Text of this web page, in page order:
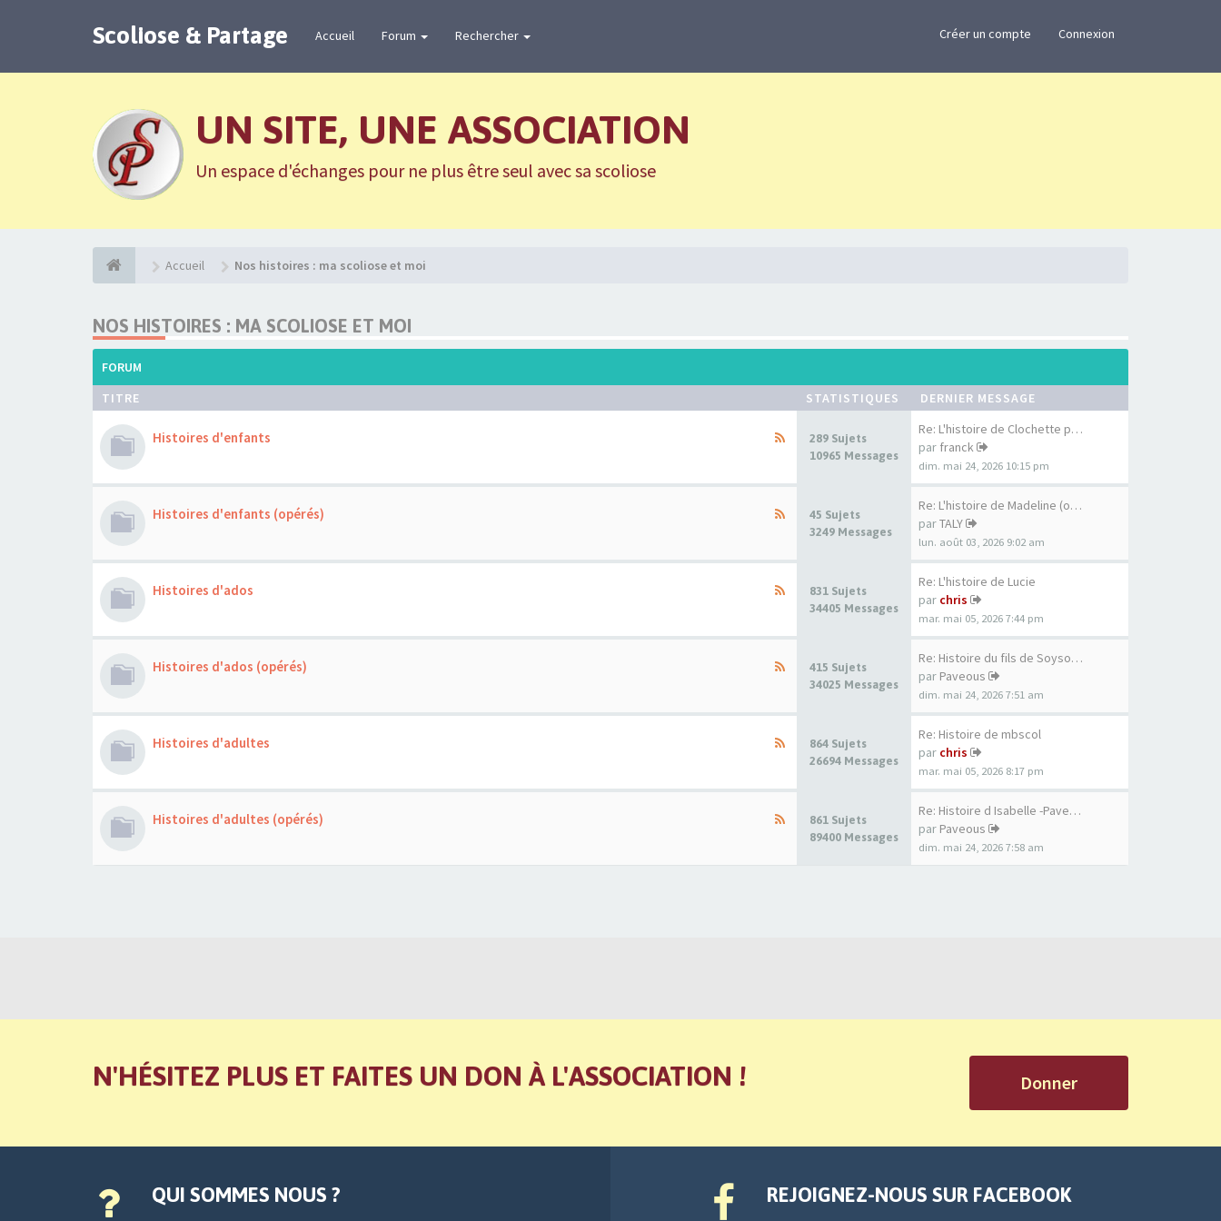
Scoliose & Partage Accueil Forum Rechercher Créer un compte Connexion
UN SITE, UNE ASSOCIATION
Un espace d'échanges pour ne plus être seul avec sa scoliose
Accueil Nos histoires : ma scoliose et moi
NOS HISTOIRES : MA SCOLIOSE ET MOI
FORUM
TITRE
STATISTIQUES DERNIER MESSAGE
Histoires d'enfants
289 Sujets
10965 Messages
Re: L'histoire de Clochette p…
par franck
dim. mai 24, 2026 10:15 pm
Histoires d'enfants (opérés)
45 Sujets
3249 Messages
Re: L'histoire de Madeline (o…
parTALY
lun. août 03, 2026 9:02 am
Histoires d'ados
831 Sujets
34405 Messages
Re: L'histoire de Lucie
par chris
mar. mai 05, 2026 7:44 pm
Histoires d'ados (opérés)
415 Sujets
34025 Messages
Re: Histoire du fils de Soyso…
par Paveous
dim. mai 24, 2026 7:51 am
Histoires d'adultes
864 Sujets
26694 Messages
Re: Histoire de mbscol
par chris
mar. mai 05, 2026 8:17 pm
Histoires d'adultes (opérés)
861 Sujets
89400 Messages
Re: Histoire d Isabelle -Pave…
par Paveous
dim. mai 24, 2026 7:58 am
N'HÉSITEZ PLUS ET FAITES UN DON À L'ASSOCIATION ! Donner
QUI SOMMES NOUS ? REJOIGNEZ-NOUS SUR FACEBOOK